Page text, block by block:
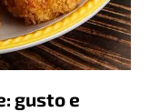
gusto e